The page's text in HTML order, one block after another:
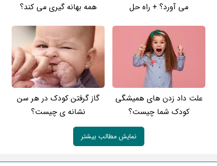
می آورد؟ + راه حل
همه بهانه گیری می کند؟
علت داد زدن های همیشگی
کودک شما چیست؟
گاز گرفتن کودک در هر سن
نشانه ی چیست؟
نمایش مطالب بیشتر